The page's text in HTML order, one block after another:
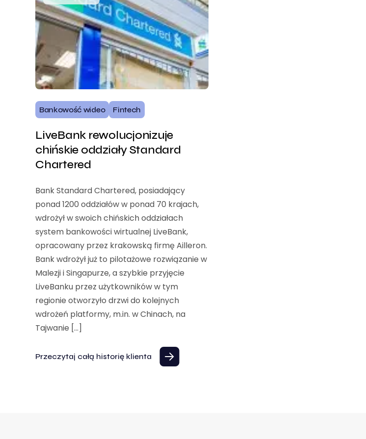
Bankowość wideo Fintech
LiveBank rewolucjonizuje
chińskie oddziały Standard
Chartered
Bank Standard Chartered, posiadający
ponad 1200 oddziałów w ponad 70 krajach,
wdrożył w swoich chińskich oddziałach
system bankowości wirtualnej LiveBank,
opracowany przez krakowską firmę Ailleron.
Bank wdrożył już to pilotażowe rozwiązanie w
Malezji i Singapurze, a szybkie przyjęcie
LiveBanku przez użytkowników w tym
regionie otworzyło drzwi do kolejnych
wdrożeń platformy, m.in. w Chinach, na
Tajwanie […]
Przeczytaj całą historię klienta